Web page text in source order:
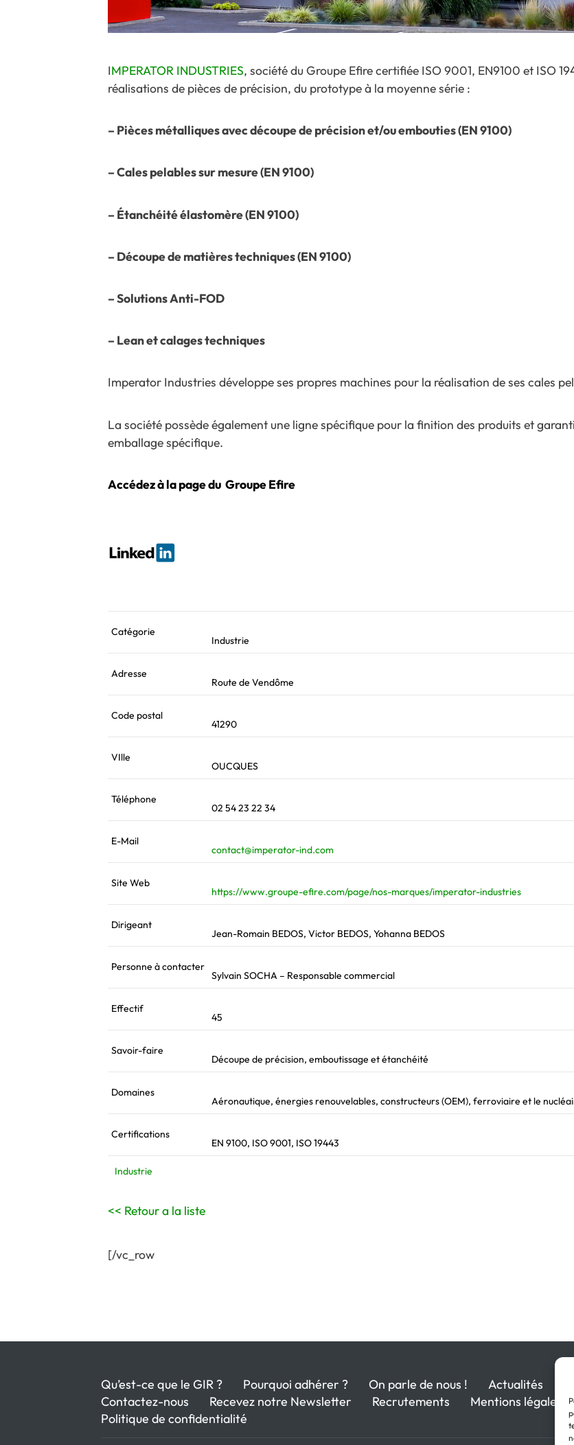
IMPERATOR INDUSTRIES, société du Groupe Efire certifiée ISO 9001, EN9100 et ISO
réalisations de pièces de précision, du prototype à la moyenne série :
– Pièces métalliques avec découpe de précision et/ou embouties (EN 9100)
– Cales pelables sur mesure (EN 9100)
– Étanchéité élastomère (EN 9100)
– Découpe de matières techniques (EN 9100)
– Solutions Anti-FOD
– Lean et calages techniques
Imperator Industries développe ses propres machines pour la réalisation de ses cales
La société possède également une ligne spécifique pour la finition des produits et
emballage spécifique.
Accédez à la page du Groupe Efire
Catégorie
Industrie
Adresse
Route de Vendôme
Code postal
41290
VIlle
OUCQUES
Téléphone
02 54 23 22 34
E-Mail
contact@imperator-ind.com
Site Web
https://www.groupe-efire.com/page/nos-marques/imperator-industries
Dirigeant
Jean-Romain BEDOS, Victor BEDOS, Yohanna BEDOS
Personne à contacter
Sylvain SOCHA – Responsable commercial
Effectif
45
Savoir-faire
Découpe de précision, emboutissage et étanchéité
Domaines
Aéronautique, énergies renouvelables, constructeurs (OEM), ferroviaire et le
Certifications
EN 9100, ISO 9001, ISO 19443
Industrie
<< Retour a la liste
[/vc_row
Qu’est-ce que le GIR ? Pourquoi adhérer ? On parle de nous !
Actualités
Contactez-nous
Recevez notre Newsletter Recrutements
Mentions légales
Politique de confidentialité